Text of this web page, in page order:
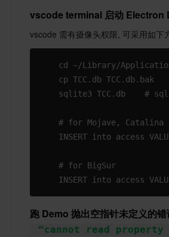
vscode terminal 启动 Electron
vscode 需有摄像头权限, 可采用如下
cd ~/Library/
    cp TCC.db TCC.db.bak
sqlite3 TCC.db    #
    # for Mojave, Catalina
INSERT into access
    # for BigSur
INSERT into access
跑 Demo 抛出空指针未定义的错
“cannot read